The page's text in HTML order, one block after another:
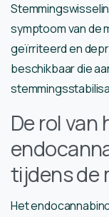
symptoom van de
geïrriteerd en
beschikbaar die
De rol van
tijdens de
Het